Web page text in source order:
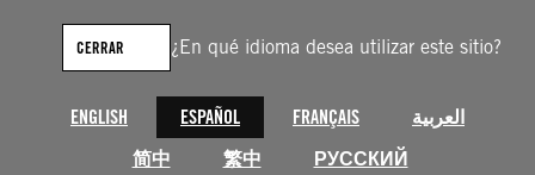
¿En qué idioma desea utilizar este sitio?
ENGLISH ESPAÑOL FRANÇAIS
العربية
简中
繁中 РУССКИЙ
CERRAR
contenido